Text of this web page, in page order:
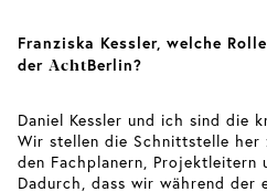
Franziska Kessler, welche
der AchtBerlin?
Daniel Kessler und ich sind die
Wir stellen die Schnittstelle her
den Fachplanern, Projektleitern
Dadurch, dass wir während der